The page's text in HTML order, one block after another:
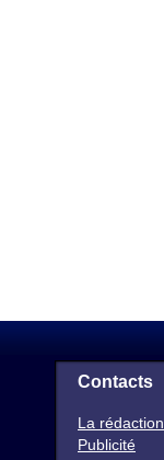
Contacts
La rédaction
Publicité